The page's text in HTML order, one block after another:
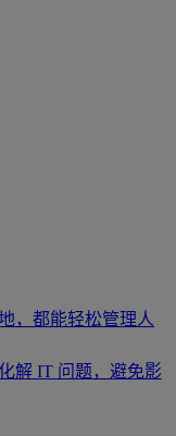
，都能轻松管理人
解 IT 问题，避免影